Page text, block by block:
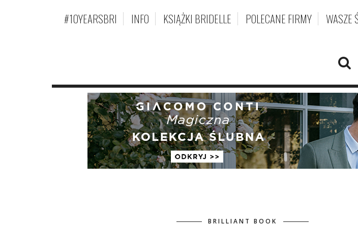
#10YEARSBRI INFO KSIĄŻKI BRIDELLE POLECANE FIRMY WASZE
BRILLIANT BOOK